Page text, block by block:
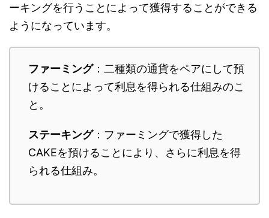
ーキングを行うことによって獲得することができる
ようになっています。
ファーミング：二種類の通貨をペアにして預
けることによって利息を得られる仕組みのこ
と。
ステーキング：ファーミングで獲得した
CAKEを預けることにより、さらに利息を得
られる仕組み。